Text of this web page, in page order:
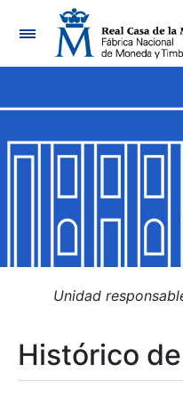
Navegación
Mostrar/Ocultar
Mostrar/Ocultar
Mostrar/Ocultar
Mostrar/Ocultar
Unidad
Histórico